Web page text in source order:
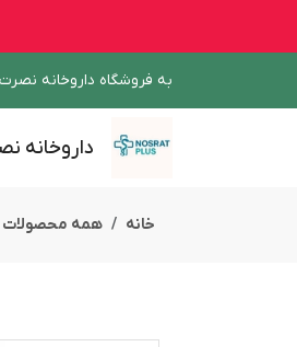
به فروشگاه داروخانه
داروخانه
خانه همه محصولات